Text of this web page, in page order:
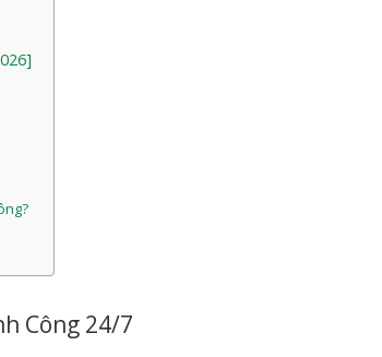
Công 24/7